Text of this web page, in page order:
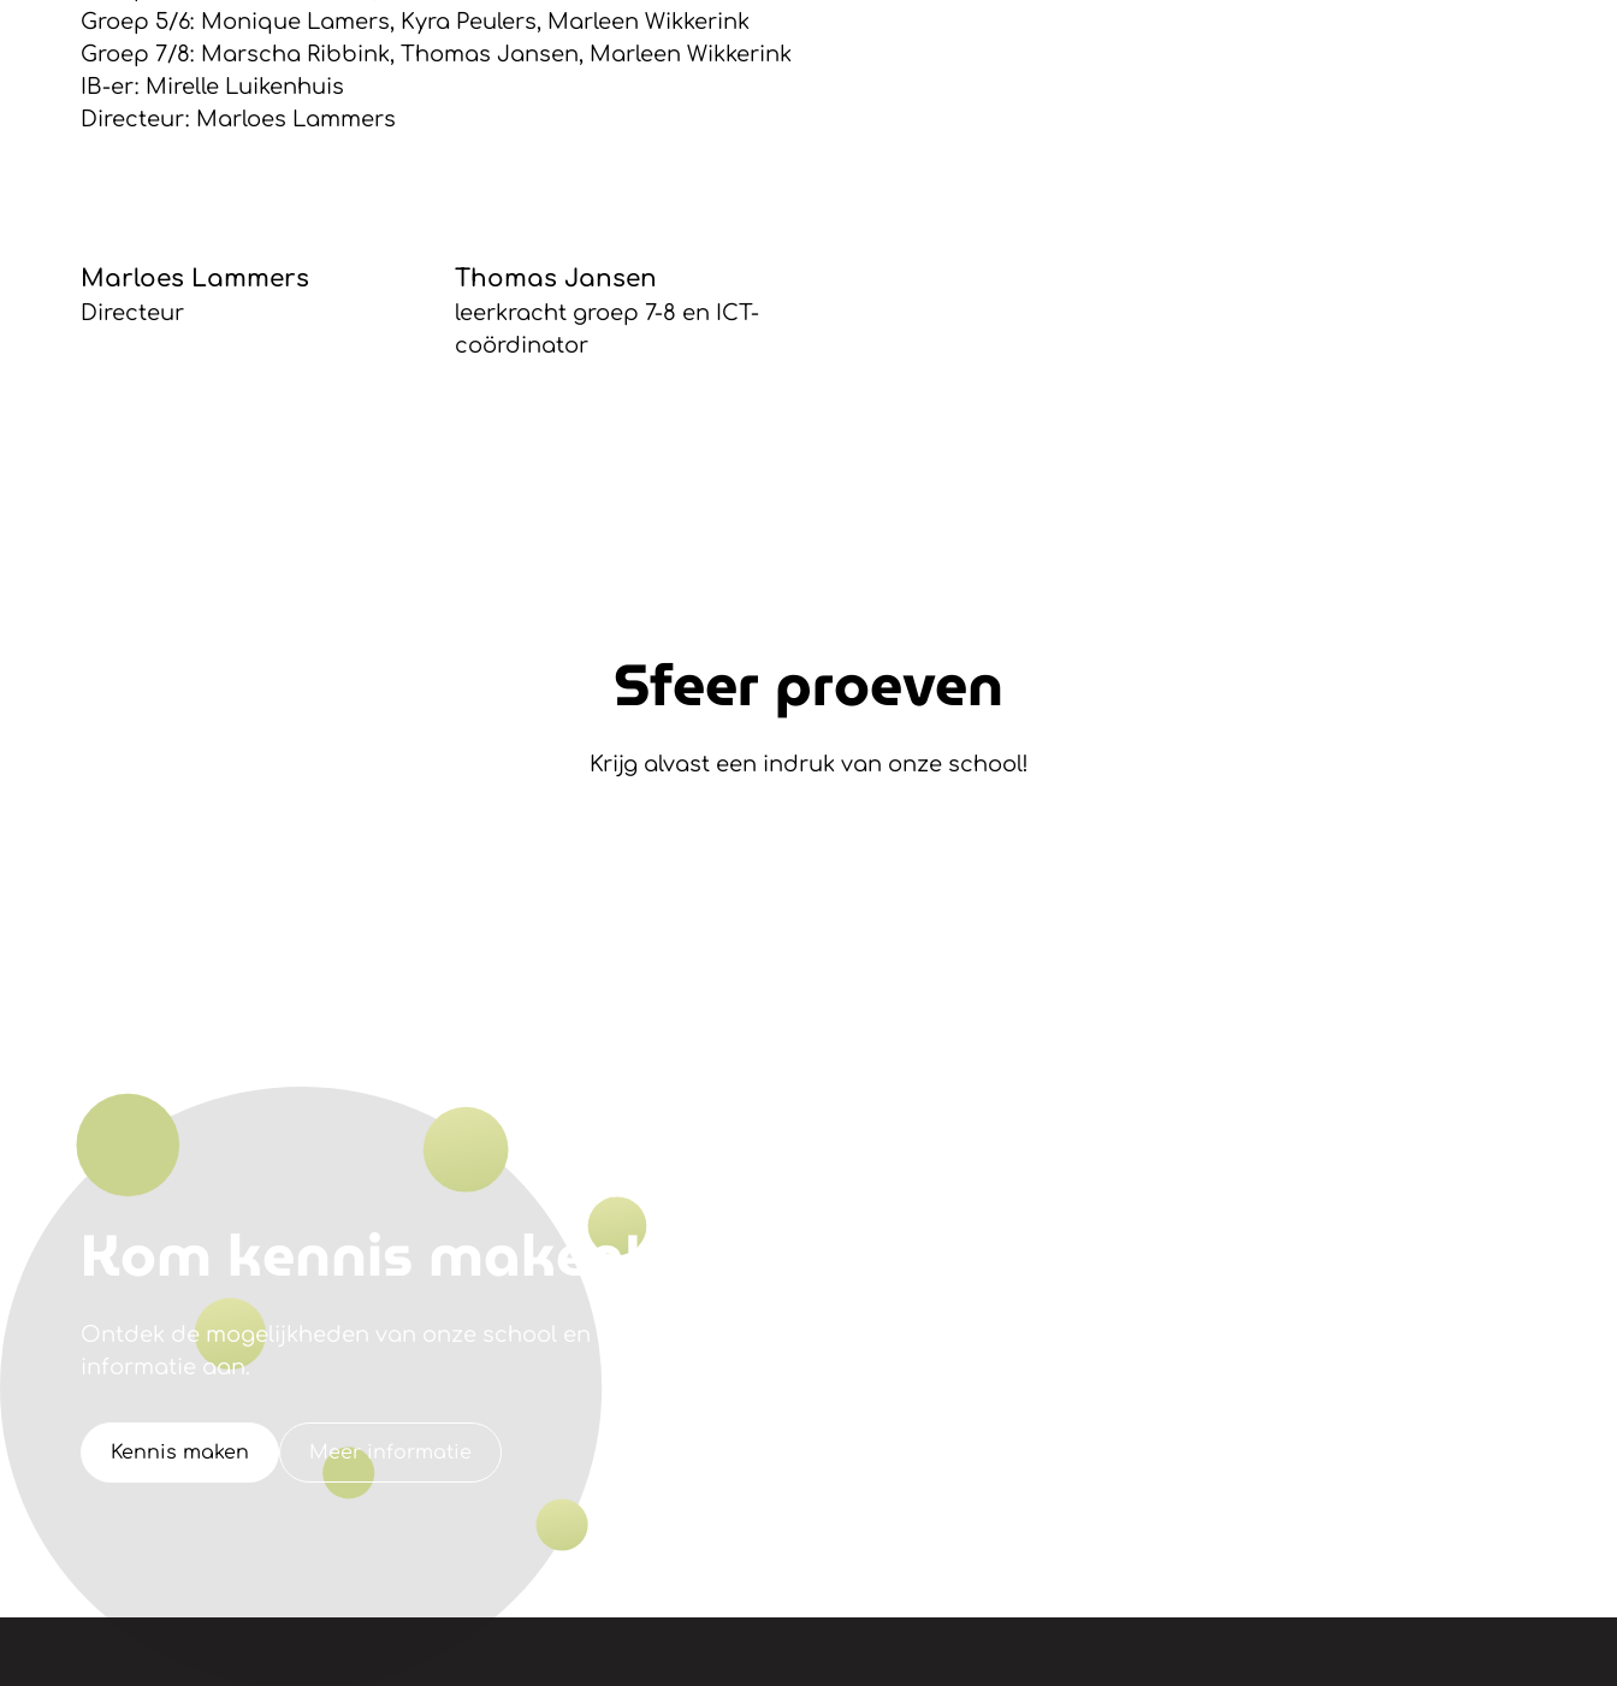
Groep 5/6: Monique Lamers, Kyra Peulers, Marleen Wikkerink
Groep 7/8: Marscha Ribbink, Thomas Jansen, Marleen Wikkerink
IB-er: Mirelle Luikenhuis
Directeur: Marloes Lammers
Marloes Lammers
Directeur
Thomas Jansen
leerkracht groep 7-8 en ICT-
coördinator
Sfeer proeven
Krijg alvast een indruk van onze school!
Kom kennis maken!
Ontdek de mogelijkheden van onze school en vraag een rondleiding of meer
informatie aan.
Kennis maken Meer informatie